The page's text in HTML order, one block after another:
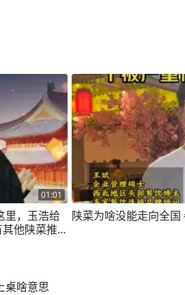
01:01
里，玉浩给
他陕菜推
陕菜为啥没能走向全
桌啥意思